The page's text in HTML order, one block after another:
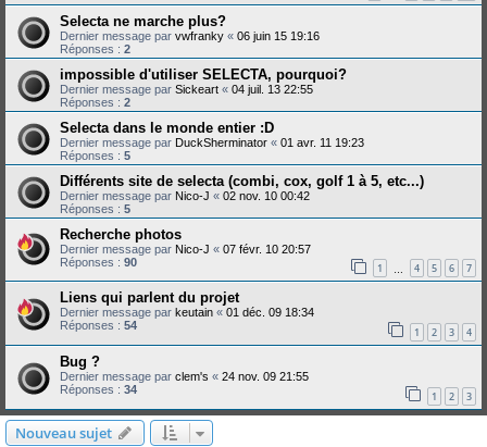
Selecta ne marche plus?
Dernier message par vwfranky « 06 juin 15 19:16
Réponses : 2
impossible d'utiliser SELECTA, pourquoi?
Dernier message par Sickeart « 04 juil. 13 22:55
Réponses : 2
Selecta dans le monde entier :D
Dernier message par DuckSherminator « 01 avr. 11 19:23
Réponses : 5
Différents site de selecta (combi, cox, golf 1 à 5, etc...)
Dernier message par Nico-J « 02 nov. 10 00:42
Réponses : 5
Recherche photos
Dernier message par Nico-J « 07 févr. 10 20:57
Réponses : 90 1 4 5 6 7
Liens qui parlent du projet
Dernier message par keutain « 01 déc. 09 18:34
Réponses : 54 1 2 3 4
Bug ?
Dernier message par clem's « 24 nov. 09 21:55
Réponses : 34 1 2 3
Nouveau sujet